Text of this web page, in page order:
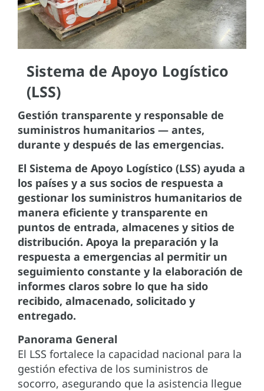
Sistema de Apoyo Logístico
(LSS)
Gestión transparente y responsable de
suministros humanitarios — antes,
durante y después de las emergencias.
El Sistema de Apoyo Logístico (LSS) ayuda a
los países y a sus socios de respuesta a
gestionar los suministros humanitarios de
manera eficiente y transparente en
puntos de entrada, almacenes y sitios de
distribución. Apoya la preparación y la
respuesta a emergencias al permitir un
seguimiento constante y la elaboración de
informes claros sobre lo que ha sido
recibido, almacenado, solicitado y
entregado.
Panorama General
El LSS fortalece la capacidad nacional para la
gestión efectiva de los suministros de
socorro, asegurando que la asistencia llegue